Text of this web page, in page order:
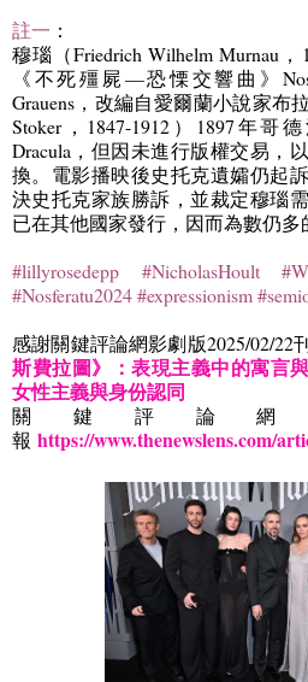
註一 ：
穆瑙（Friedrich Wilhelm Murnau ，
《不死殭屍—恐慄交響曲》
Grauens ，改編自愛爾蘭小說家布
Stoker， 1847-1912 ） 1897年哥德
Dracula ，但因未進行版權交易，
換。電影播映後史托克遺孀仍起
決史托克家族勝訴，並裁定穆瑙
已在其他國家發行，因而為數仍多
#lillyrosedepp #NicholasHoult
#Nosferatu2024 #expressionism
感謝關鍵評論網影劇版2025/02/22
斯費拉圖》：表現主義中的寓言
女性主義與身份認同
關鍵評論
報 https://www.thenewslens.com/